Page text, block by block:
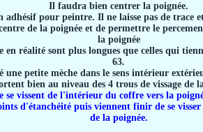
Il faudra bien centrer la poignée.
pour peintre. Il ne laisse pas de trace
de la poignée et de permettre le
la poignée
en réalité sont plus longues que celles qui
63.
petite mèche dans le sens intérieur
bien au niveau des 4 trous de vissage de
se vissent de l'intérieur du coffre vers la
d'étanchéité puis viennent finir de se
de la poignée.